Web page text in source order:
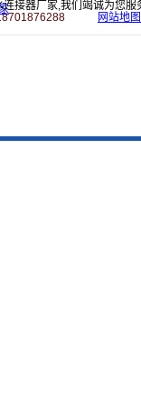
接器厂家,我们竭诚为您服
网站地图